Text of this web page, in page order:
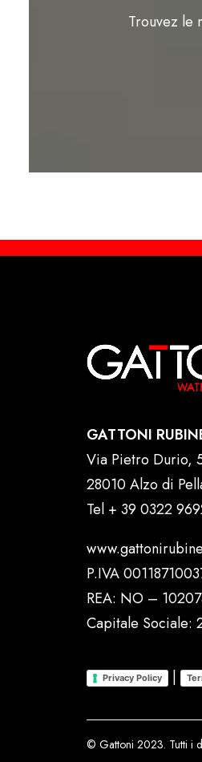
Trouvez le
GATTONI
Via Pietro Durio,
28010 Alzo di
Tel + 39 0322
P.IVA
REA: NO –
Capitale Sociale:
Privacy Policy |
© Gattoni 2023. Tutti i